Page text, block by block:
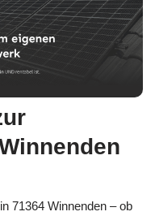
71364 Winnenden – ob